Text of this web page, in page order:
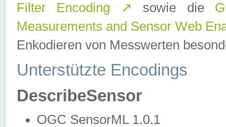
Filter Encoding
↗ sowie die
Measurements and Sensor Web
Enkodieren von Messwerten
Unterstützte Encodings
DescribeSensor
OGC SensorML 1.0.1